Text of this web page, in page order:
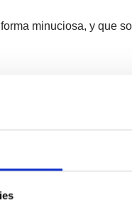
minuciosa, y que